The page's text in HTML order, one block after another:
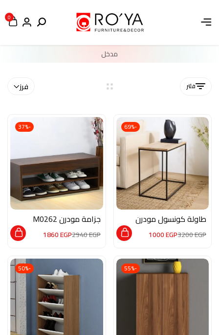
0
مدخل
فلتر فرز
-69%
طاولة كونسول مودرن
بسطح خشبي D0019
3200EGP
1000EGP
-37%
جزامة مودرن M0262
2940EGP
1860EGP
-55%
-50%